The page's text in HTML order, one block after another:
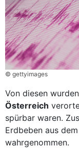
© gettyimages
Von diesen
Österreich
spürbar waren.
Erdbeben aus
wahrgenommen.